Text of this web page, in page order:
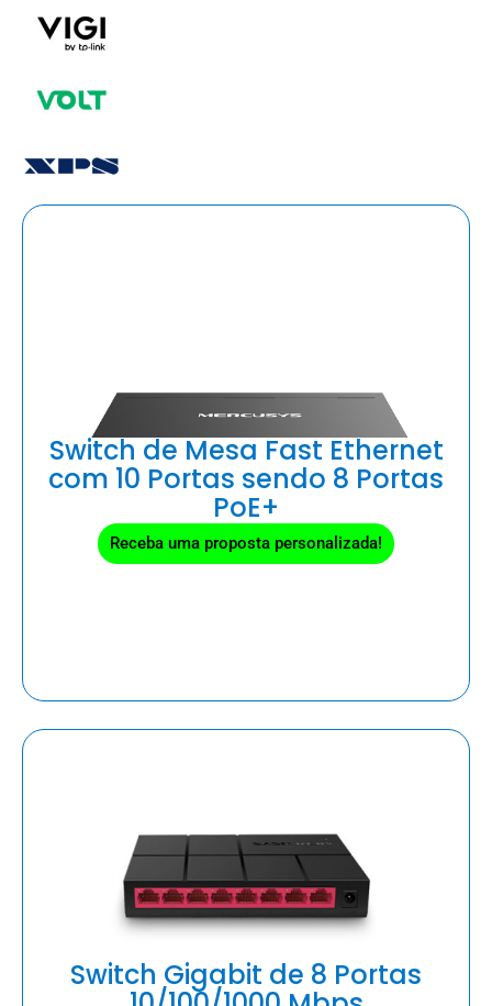
Switch de Mesa Fast Ethernet
com 10 Portas sendo 8 Portas
PoE+
Receba uma proposta personalizada!
Switch Gigabit de 8 Portas